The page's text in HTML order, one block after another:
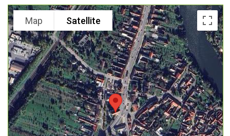
Map Satellite